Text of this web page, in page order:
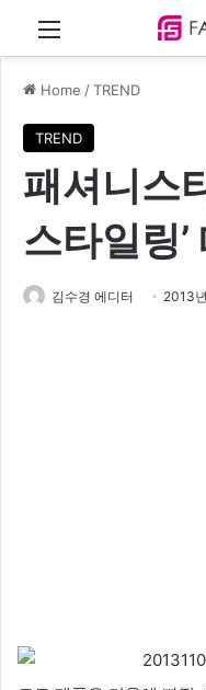
Home /TREND
TREND
패셔니스
스타일링
김수경 에디터 2013